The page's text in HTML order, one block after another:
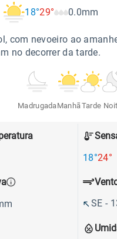
18°29° 0.0mm
com nevoeiro ao
no decorrer da tarde.
Madrugada Manhã Tarde
18°24°
SE -